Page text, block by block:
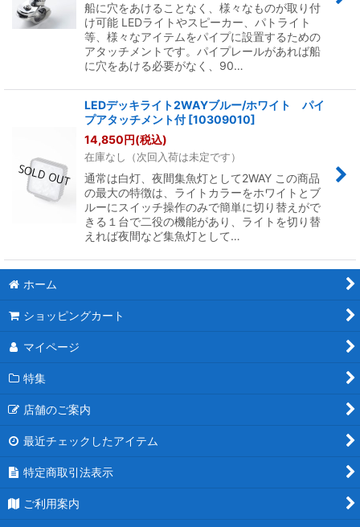
船に穴をあけることなく、様々なものが取り付
け可能 LEDライトやスピーカー、パトライト
等、様々なアイテムをパイプに設置するための
アタッチメントです。パイプレールがあれば船
に穴をあける必要がなく、90…
LEDデッキライト2WAYブルー/ホワイト パイ
プアタッチメント付 [10309010]
14,850円(税込)
在庫なし（次回入荷は未定です）
通常は白灯、夜間集魚灯として2WAY この商品
の最大の特徴は、ライトカラーをホワイトとブ
ルーにスイッチ操作のみで簡単に切り替えがで
きる１台で二役の機能があり、ライトを切り替
えれば夜間など集魚灯として…
ホーム
ショッピングカート
マイページ
特集
店舗のご案内
最近チェックしたアイテム
特定商取引法表示
ご利用案内